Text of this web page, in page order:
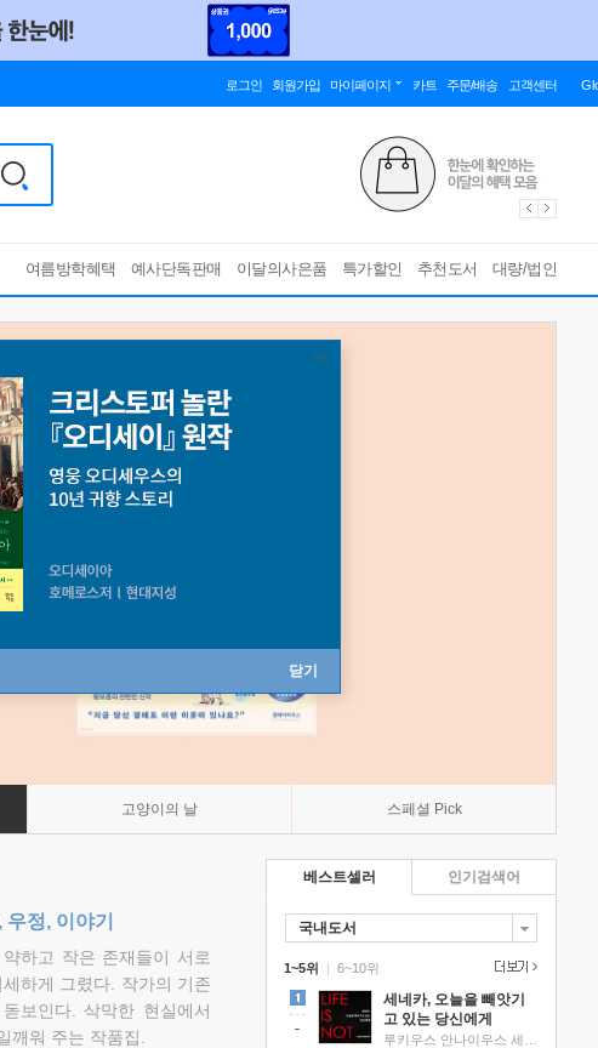
로그인 회원가입 마이페이지 카트 주문/배송 고객센터
여름방학혜택 예사단독판매 이달의사은품 특가할인 추천도서 대량/법인
닫기
고양이의 날 스페셜 Pick
정, 이야기
하고 작은 존재들이 서로
하게 그렸다. 작가의 기존
보인다. 삭막한 현실에서
깨워 주는 작품집.
베스트셀러
국내도서
1~5위 |
세네카, 오늘을 빼앗기
고 있는 당신에게
6~10위
인기검색어